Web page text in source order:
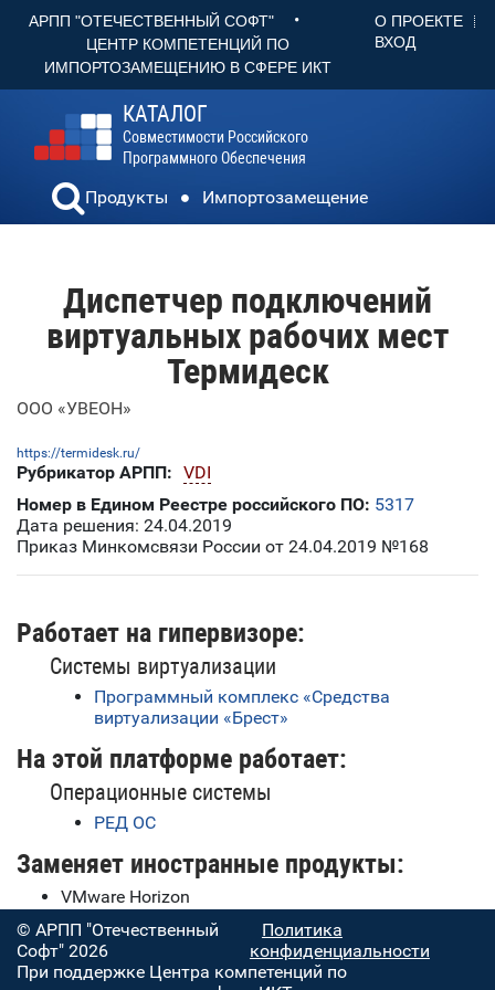
АРПП "ОТЕЧЕСТВЕННЫЙ СОФТ" •
ЦЕНТР КОМПЕТЕНЦИЙ ПО
ИМПОРТОЗАМЕЩЕНИЮ В СФЕРЕ ИКТ
О ПРОЕКТЕ
ВХОД
КАТАЛОГ
Совместимости Российского
Программного Обеспечения
Продукты Импортозамещение
Диспетчер подключений
виртуальных рабочих мест
Термидеск
ООО «УВЕОН»
https://termidesk.ru/
Рубрикатор АРПП: VDI
Номер в Едином Реестре российского ПО: 5317
Дата решения: 24.04.2019
Приказ Минкомсвязи России от 24.04.2019 №168
Работает на гипервизоре:
Системы виртуализации
Программный комплекс «Средства
виртуализации «Брест»
На этой платформе работает:
Операционные системы
РЕД ОС
Заменяет иностранные продукты:
VMware Horizon
© АРПП "Отечественный
Софт" 2026
Политика
конфиденциальности
При поддержке Центра компетенций по